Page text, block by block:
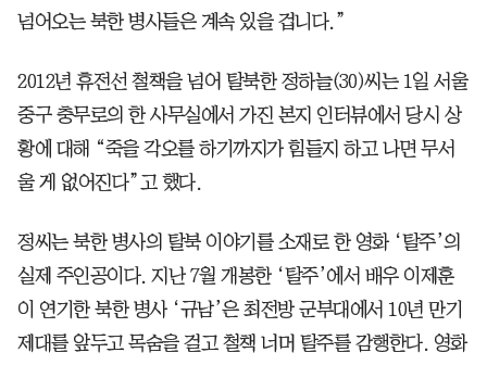
넘어오는 북한 병사들은 계속 있을 겁니다.”
2012년 휴전선 철책을 넘어 탈북한 정하늘(30)씨는 1일 서울
중구 충무로의 한 사무실에서 가진 본지 인터뷰에서 당시 상
황에 대해 “죽을 각오를 하기까지가 힘들지 하고 나면 무서
울 게 없어진다”고 했다.
정씨는 북한 병사의 탈북 이야기를 소재로 한 영화 ‘탈주’의
실제 주인공이다. 지난 7월 개봉한 ‘탈주’에서 배우 이제훈
이 연기한 북한 병사 ‘규남’은 최전방 군부대에서 10년 만기
제대를 앞두고 목숨을 걸고 철책 너머 탈주를 감행한다. 영화